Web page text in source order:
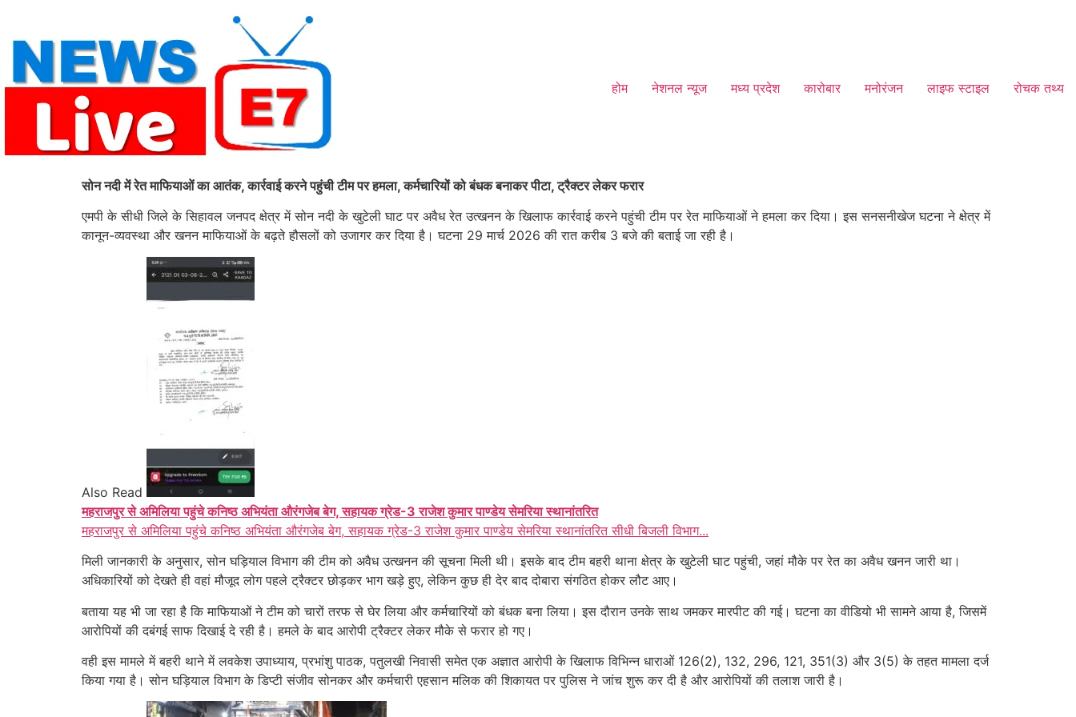
content
होम नेशनल न्यूज मध्य प्रदेश कारोबार मनोरंजन लाइफ स्टाइल रोचक तथ्य
सोन नदी में रेत माफियाओं का आतंक, कार्रवाई करने पहुंची टीम पर हमला, कर्मचारियों को बंधक बनाकर पीटा, ट्रैक्टर लेकर फरार
एमपी के सीधी जिले के सिहावल जनपद क्षेत्र में सोन नदी के खुटेली घाट पर अवैध रेत उत्खनन के खिलाफ कार्रवाई करने पहुंची टीम पर रेत माफियाओं ने हमला कर दिया। इस सनसनीखेज घटना ने क्षेत्र में
कानून-व्यवस्था और खनन माफियाओं के बढ़ते हौसलों को उजागर कर दिया है। घटना 29 मार्च 2026 की रात करीब 3 बजे की बताई जा रही है।
Also Read
महराजपुर से अमिलिया पहुंचे कनिष्ठ अभियंता औरंगजेब बेग, सहायक ग्रेड-3 राजेश कुमार पाण्डेय सेमरिया स्थानांतरित
महराजपुर से अमिलिया पहुंचे कनिष्ठ अभियंता औरंगजेब बेग, सहायक ग्रेड-3 राजेश कुमार पाण्डेय सेमरिया स्थानांतरित सीधी बिजली विभाग...
मिली जानकारी के अनुसार, सोन घड़ियाल विभाग की टीम को अवैध उत्खनन की सूचना मिली थी। इसके बाद टीम बहरी थाना क्षेत्र के खुटेली घाट पहुंची, जहां मौके पर रेत का अवैध खनन जारी था।
अधिकारियों को देखते ही वहां मौजूद लोग पहले ट्रैक्टर छोड़कर भाग खड़े हुए, लेकिन कुछ ही देर बाद दोबारा संगठित होकर लौट आए।
बताया यह भी जा रहा है कि माफियाओं ने टीम को चारों तरफ से घेर लिया और कर्मचारियों को बंधक बना लिया। इस दौरान उनके साथ जमकर मारपीट की गई। घटना का वीडियो भी सामने आया है, जिसमें
आरोपियों की दबंगई साफ दिखाई दे रही है। हमले के बाद आरोपी ट्रैक्टर लेकर मौके से फरार हो गए।
वही इस मामले में बहरी थाने में लवकेश उपाध्याय, प्रभांशु पाठक, पतुलखी निवासी समेत एक अज्ञात आरोपी के खिलाफ विभिन्न धाराओं 126(2), 132, 296, 121, 351(3) और 3(5) के तहत मामला दर्ज
किया गया है। सोन घड़ियाल विभाग के डिप्टी संजीव सोनकर और कर्मचारी एहसान मलिक की शिकायत पर पुलिस ने जांच शुरू कर दी है और आरोपियों की तलाश जारी है।